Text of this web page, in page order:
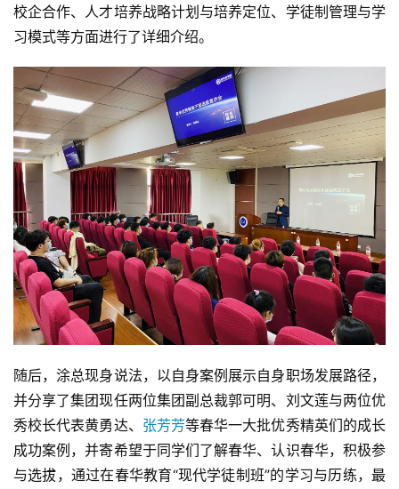
校企合作、人才培养战略计划与培养定位、学徒制管理与学
习模式等方面进行了详细介绍。
随后，涂总现身说法，以自身案例展示自身职场发展路径，
并分享了集团现任两位集团副总裁郭可明、刘文莲与两位优
秀校长代表黄勇达、 张芳芳等春华一大批优秀精英们的成长
成功案例，并寄希望于同学们了解春华、认识春华，积极参
与选拔，通过在春华教育“现代学徒制班”的学习与历练，最